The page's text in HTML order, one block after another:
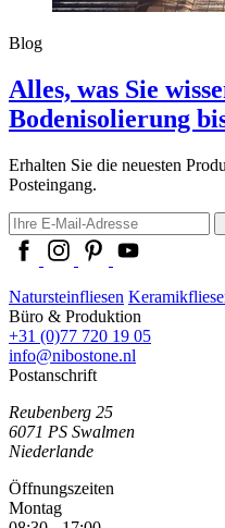
Blog
Alles, was Sie
Bodenisolierung
Erhalten Sie die neuesten
Posteingang.
Natursteinfliesen
Büro & Produktion
+31 (0)77 720 19 05
info@nibostone.nl
Postanschrift
Reubenberg 25
6071 PS Swalmen
Niederlande
Öffnungszeiten
Montag